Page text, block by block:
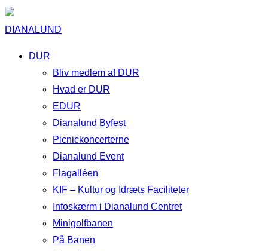
DIANALUND
DUR
Bliv medlem af DUR
Hvad er DUR
EDUR
Dianalund Byfest
Picnickoncerterne
Dianalund Event
Flagalléen
KIF – Kultur og Idræts Faciliteter
Infoskærm i Dianalund Centret
Minigolfbanen
På Banen